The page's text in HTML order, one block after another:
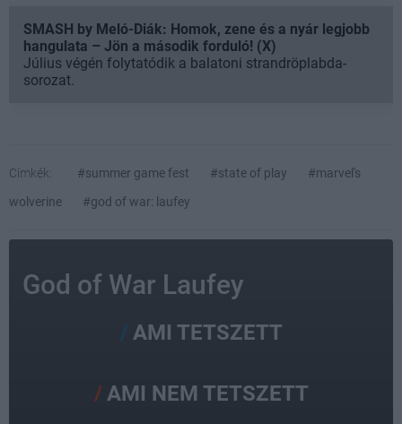
SMASH by Meló-Diák: Homok, zene és a nyár legjobb
hangulata – Jön a második forduló! (X)
Július végén folytatódik a balatoni strandröplabda-
sorozat.
Címkék: #summer game fest #state of play
#marvel's
wolverine
#god of war: laufey
God of War Laufey
AMI TETSZETT
AMI NEM TETSZETT